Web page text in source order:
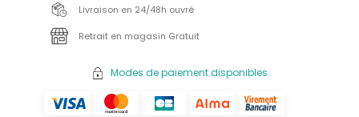
Livraison en 24/48h ouvré
Retrait en magasin Gratuit
Modes de paiement disponibles